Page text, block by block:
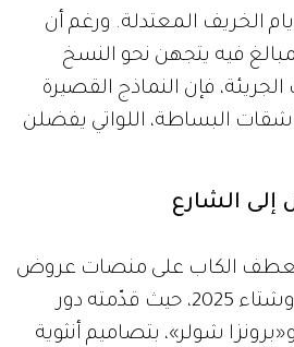
الخريف المعتدلة. ورغم أن
فيه يتجهن نحو النسخ
فإن النماذج القصيرة
البساطة، اللواتي يفضلن
الشارع
الكاب على منصات عروض
الأزياء لموسم خريف وشتاء 2025، حيث قدّمته دور
شولر»، بتصاميم أنثوية